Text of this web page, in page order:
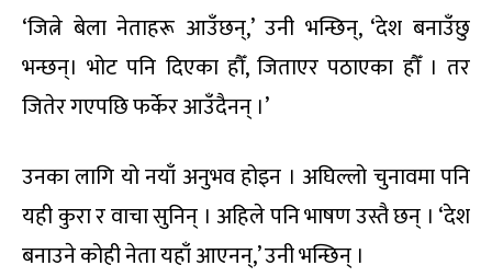
‘जित्ने बेला नेताहरू आउँछन्,’ उनी भन्छिन्, ‘देश बनाउँछु
भन्छन्। भोट पनि दिएका हौँ, जिताएर पठाएका हौँ । तर
जितेर गएपछि फर्केर आउँदैनन् ।’
उनका लागि यो नयाँ अनुभव होइन । अघिल्लो चुनावमा पनि
यही कुरा र वाचा सुनिन् । अहिले पनि भाषण उस्तै छन् । ‘देश
बनाउने कोही नेता यहाँ आएनन्,’ उनी भन्छिन् ।